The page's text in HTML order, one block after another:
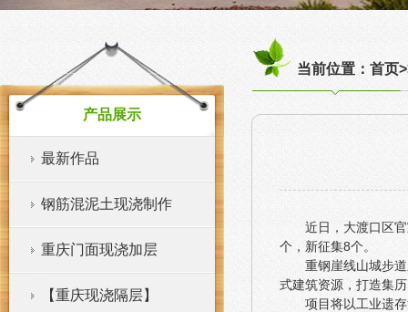
产品展示
最新作品
钢筋混泥土现浇制作
重庆门面现浇加层
【重庆现浇隔层】
当前位置：首页
近日，大渡口区
个，新征集8个。
重钢崖线山城步
式建筑资源，打造集
项目将以工业遗